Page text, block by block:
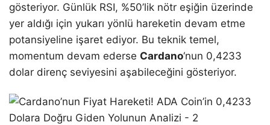
gösteriyor. Günlük RSI, %50’lik nötr eşiğin üzerinde
yer aldığı için yukarı yönlü hareketin devam etme
potansiyeline işaret ediyor. Bu teknik temel,
momentum devam ederse Cardano‘nun 0,4233
dolar direnç seviyesini aşabileceğini gösteriyor.